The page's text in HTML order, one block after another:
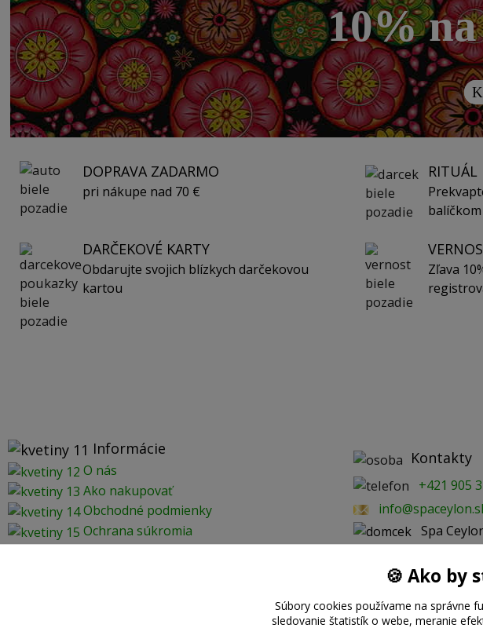
10%
DOPRAVA ZADARMO
pri nákupe nad 70 €
DARČEKOVÉ KARTY
Obdarujte svojich blízkych darčekovou
kartou
RITUÁL
Zľava
Informácie
O nás
Ako nakupovať
Obchodné podmienky
Ochrana súkromia
Kontakty
+421 905
Spa
🍪 Ako by
Súbory cookies používame na správne
sledovanie štatistík o webe, meranie